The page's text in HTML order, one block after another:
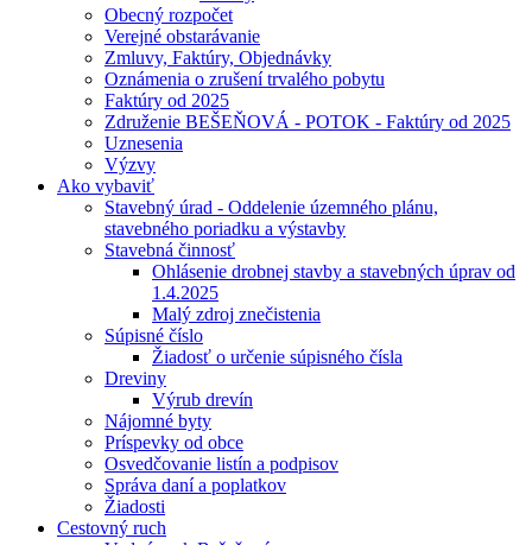
Obecný rozpočet
Verejné obstarávanie
Zmluvy, Faktúry, Objednávky
Oznámenia o zrušení trvalého pobytu
Faktúry od 2025
Združenie BEŠEŇOVÁ - POTOK - Faktúry od 2025
Uznesenia
Výzvy
Ako vybaviť
Stavebný úrad - Oddelenie územného plánu,
stavebného poriadku a výstavby
Stavebná činnosť
Ohlásenie drobnej stavby a stavebných úprav od
1.4.2025
Malý zdroj znečistenia
Súpisné číslo
Žiadosť o určenie súpisného čísla
Dreviny
Výrub drevín
Nájomné byty
Príspevky od obce
Osvedčovanie listín a podpisov
Správa daní a poplatkov
Žiadosti
Cestovný ruch